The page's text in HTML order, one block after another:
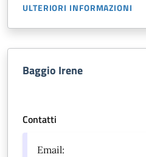
ULTERIORI INFORMAZIONI
Baggio Irene
Contatti
Email: